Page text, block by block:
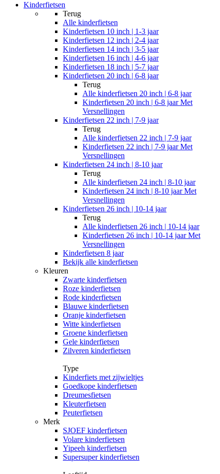
Kinderfietsen
Terug
Alle kinderfietsen
Kinderfietsen 10 inch | 1-3 jaar
Kinderfietsen 12 inch | 2-4 jaar
Kinderfietsen 14 inch | 3-5 jaar
Kinderfietsen 16 inch | 4-6 jaar
Kinderfietsen 18 inch | 5-7 jaar
Kinderfietsen 20 inch | 6-8 jaar
Terug
Alle kinderfietsen 20 inch | 6-8 jaar
Kinderfietsen 20 inch | 6-8 jaar Met
Versnellingen
Kinderfietsen 22 inch | 7-9 jaar
Terug
Alle kinderfietsen 22 inch | 7-9 jaar
Kinderfietsen 22 inch | 7-9 jaar Met
Versnellingen
Kinderfietsen 24 inch | 8-10 jaar
Terug
Alle kinderfietsen 24 inch | 8-10 jaar
Kinderfietsen 24 inch | 8-10 jaar Met
Versnellingen
Kinderfietsen 26 inch | 10-14 jaar
Terug
Alle kinderfietsen 26 inch | 10-14 jaar
Kinderfietsen 26 inch | 10-14 jaar Met
Versnellingen
Kinderfietsen 8 jaar
Bekijk alle kinderfietsen
Kleuren
Zwarte kinderfietsen
Roze kinderfietsen
Rode kinderfietsen
Blauwe kinderfietsen
Oranje kinderfietsen
Witte kinderfietsen
Groene kinderfietsen
Gele kinderfietsen
Zilveren kinderfietsen
Type
Kinderfiets met zijwieltjes
Goedkope kinderfietsen
Dreumesfietsen
Kleuterfietsen
Peuterfietsen
Merk
SJOEF kinderfietsen
Volare kinderfietsen
Yipeeh kinderfietsen
Supersuper kinderfietsen